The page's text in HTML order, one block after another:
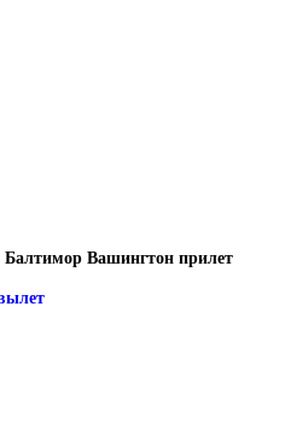
Балтимор Вашингтон прилет